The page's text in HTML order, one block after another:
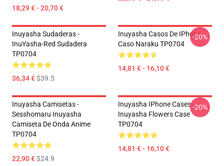
18,29 € - 20,70 €
Inuyasha Sudaderas -
InuYasha-Red Sudadera
TP0704
36,34 €$39.5
Inuyasha Casos De IPhone -
Caso Naraku TP0704
14,81 € - 16,10 €
-20%
Inuyasha Camisetas -
Sesshomaru Inuyasha
Camiseta De Onda Anime
TP0704
22,90 €$24.9
Inuyasha IPhone Cases -
Inuyasha Flowers Case
TP0704
14,81 € - 16,10 €
-20%